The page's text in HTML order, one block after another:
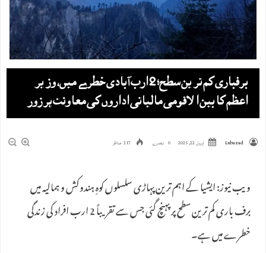
برفباری کم ترین سطح؛ 2 ارب آبادی خطرے میں، وزیر
اعظم کا بین الاقومی مالیاتی اداروں کی معاونت پر زور
Lubazad اپریل 22, 2025 0 تبصرے 217 مناظر
ویب نیوز: ایشیا کے اہم ترین پہاڑی سلسلوں کوہِ ہندوکش و ہمالیہ میں
برف باری کم ترین سطح پر پہنچ گئی جس سے تقریباً 2 ارب افراد کی زندگی
خطرے میں ہے۔